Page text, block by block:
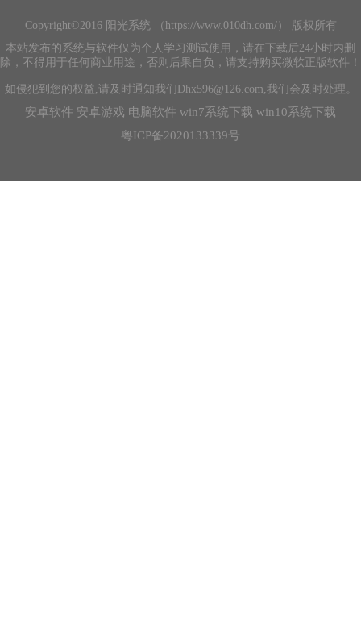
Copyright©2016 阳光系统 （https://www.010dh.com/） 版权所有
本站发布的系统与软件仅为个人学习测试使用，请在下载后24小时内删
除，不得用于任何商业用途，否则后果自负，请支持购买微软正版软件！
如侵犯到您的权益,请及时通知我们Dhx596@126.com,我们会及时处理。
安卓软件 安卓游戏 电脑软件 win7系统下载 win10系统下载
粤ICP备2020133339号